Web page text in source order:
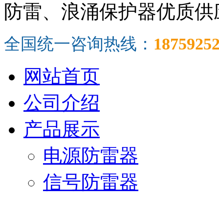
防雷、浪涌保护器优质供
全国统一咨询热线：
网站首页
公司介绍
产品展示
电源防雷器
信号防雷器